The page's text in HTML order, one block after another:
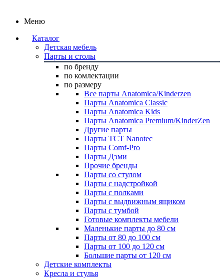
Меню
Каталог
Детская мебель
Парты и столы
по бренду
по комлектации
по размеру
Все парты Anatomica/Kinderzen
Парты Anatomica Classic
Парты Anatomica Kids
Парты Anatomica Premium/KinderZen
Другие парты
Парты TCT Nanotec
Парты Comf-Pro
Парты Дэми
Прочие бренды
Парты со стулом
Парты с надстройкой
Парты с полками
Парты с выдвижным ящиком
Парты с тумбой
Готовые комплекты мебели
Маленькие парты до 80 см
Парты от 80 до 100 см
Парты от 100 до 120 см
Большие парты от 120 см
Детские комплекты
Кресла и стулья